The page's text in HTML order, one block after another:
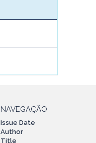
NAVEGAÇÃO
Issue Date
Author
Title